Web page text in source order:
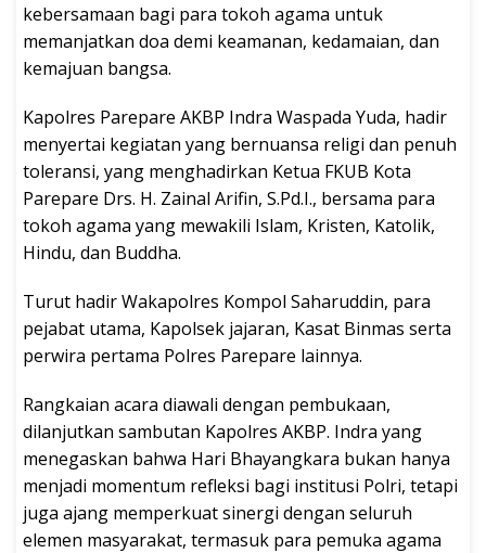
kebersamaan bagi para tokoh agama untuk
memanjatkan doa demi keamanan, kedamaian, dan
kemajuan bangsa.
Kapolres Parepare AKBP Indra Waspada Yuda, hadir
menyertai kegiatan yang bernuansa religi dan penuh
toleransi, yang menghadirkan Ketua FKUB Kota
Parepare Drs. H. Zainal Arifin, S.Pd.I., bersama para
tokoh agama yang mewakili Islam, Kristen, Katolik,
Hindu, dan Buddha.
Turut hadir Wakapolres Kompol Saharuddin, para
pejabat utama, Kapolsek jajaran, Kasat Binmas serta
perwira pertama Polres Parepare lainnya.
Rangkaian acara diawali dengan pembukaan,
dilanjutkan sambutan Kapolres AKBP. Indra yang
menegaskan bahwa Hari Bhayangkara bukan hanya
menjadi momentum refleksi bagi institusi Polri, tetapi
juga ajang memperkuat sinergi dengan seluruh
elemen masyarakat, termasuk para pemuka agama